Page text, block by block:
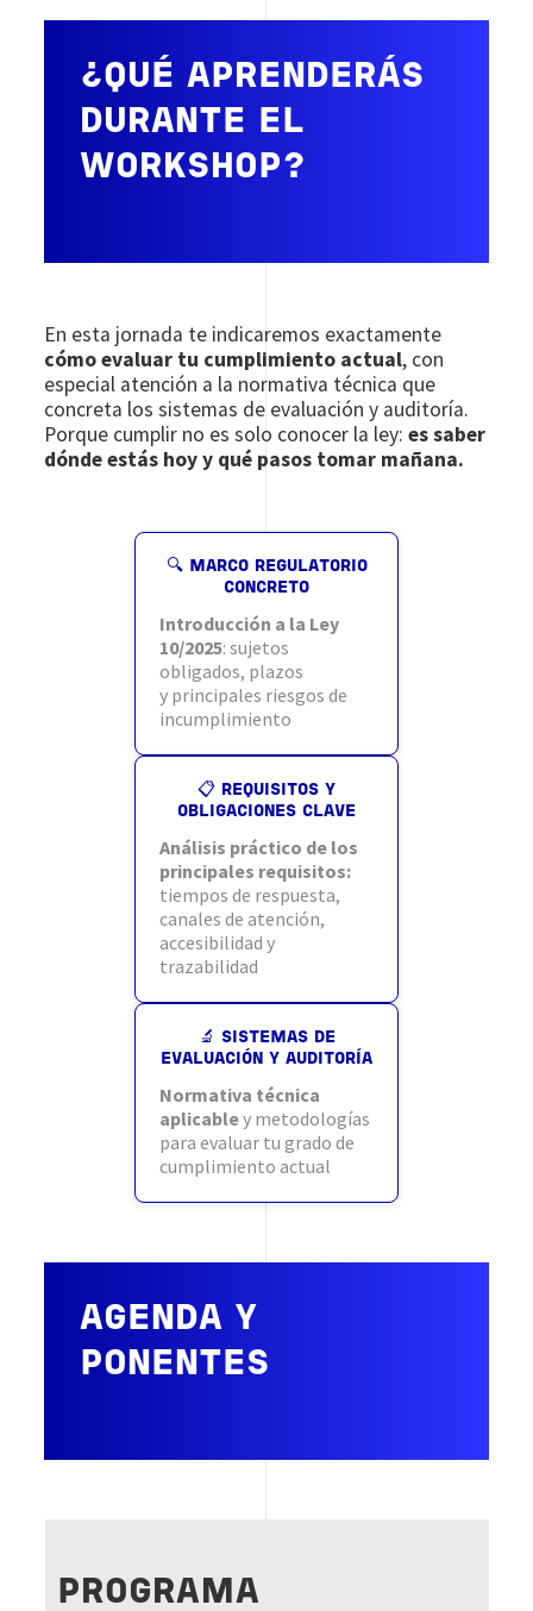
¿QUÉ APRENDERÁS
DURANTE EL
WORKSHOP?
En esta jornada te indicaremos exactamente
cómo evaluar tu cumplimiento actual, con
especial atención a la normativa técnica que
concreta los sistemas de evaluación y auditoría.
Porque cumplir no es solo conocer la ley:es saber
dónde estás hoy y qué pasos tomar mañana.
🔍 MARCO REGULATORIO
CONCRETO
Introducción a la Ley
10/2025: sujetos
obligados, plazos
y principales riesgos de
incumplimiento
📋 REQUISITOS Y
OBLIGACIONES CLAVE
Análisis práctico de los
principales requisitos:
tiempos de respuesta,
canales de atención,
accesibilidad y
trazabilidad
🔬 SISTEMAS DE
EVALUACIÓN Y AUDITORÍA
Normativa técnica
aplicabley metodologías
para evaluar tu grado de
cumplimiento actual
AGENDA Y
PONENTES
PROGRAMA​​​